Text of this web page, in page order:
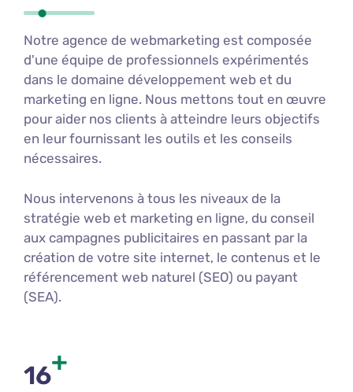
Notre agence de webmarketing est composée
d'une équipe de professionnels expérimentés
dans le domaine développement web et du
marketing en ligne. Nous mettons tout en œuvre
pour aider nos clients à atteindre leurs objectifs
en leur fournissant les outils et les conseils
nécessaires.
Nous intervenons à tous les niveaux de la
stratégie web et marketing en ligne, du conseil
aux campagnes publicitaires en passant par la
création de votre site internet, le contenus et le
référencement web naturel (SEO) ou payant
(SEA).
16+